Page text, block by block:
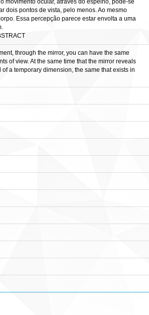
movimento ocular, através do espelho, pode-se
dois pontos de vista, pelo menos. Ao mesmo
Essa percepção parece estar envolta a uma
through the mirror, you can have the same
of view. At the same time that the mirror reveals
a temporary dimension, the same that exists in